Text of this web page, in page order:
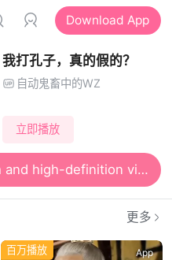
Download App
我打孔子，真的假的？
自动鬼畜中的WZ
立即播放
Open the App for smooth and high-definition viewing
更多
百万播放 App